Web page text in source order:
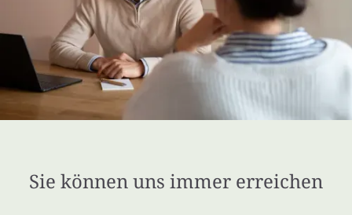
Sie können uns immer erreichen